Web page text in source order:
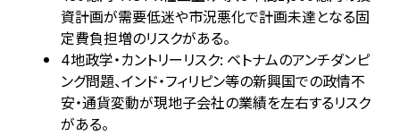
資計画が需要低迷や市況悪化で計画未達となる固
定費負担増のリスクがある。
4地政学・カントリーリスク: ベトナムのアンチダンピ
ング問題、インド・フィリピン等の新興国での政情不
安・通貨変動が現地子会社の業績を左右するリスク
がある。